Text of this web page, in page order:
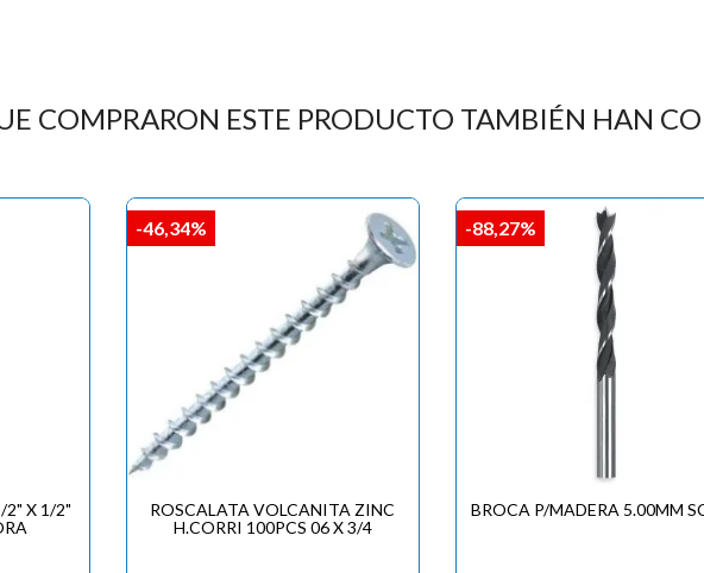
COMPRARON ESTE PRODUCTO TAMBIÉN HAN
2" X 1/2"
ROSCALATA VOLCANITA ZINC
H.CORRI 100PCS 06 X 3/4
-46,34%
BROCA P/MADERA 5.00MM
-88,27%